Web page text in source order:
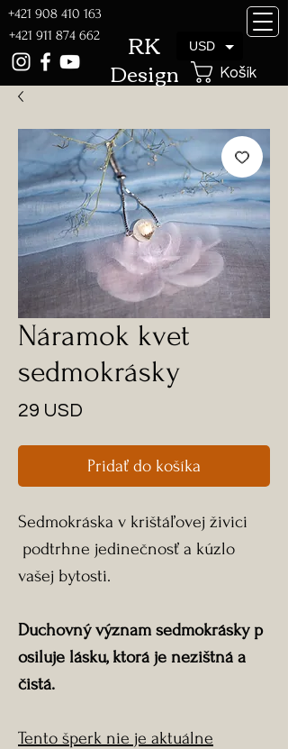
Design
RK
+421 908 410 163
Košík
+421 911 874 662
Náramok kvet
sedmokrásky
29 USD
Pridať do košíka
Sedmokráska v krištáľovej živici
podtrhne jedinečnosť a kúzlo
vašej bytosti.
Duchovný význam sedmokrásky p
osiluje lásku, ktorá je nezištná a
čistá.
Tento šperk nie je aktuálne
USD